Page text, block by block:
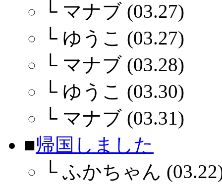
└ マナブ (03.27)
└ ゆうこ (03.27)
└ マナブ (03.28)
└ ゆうこ (03.30)
└ マナブ (03.31)
■帰国しました
└ ふかちゃん